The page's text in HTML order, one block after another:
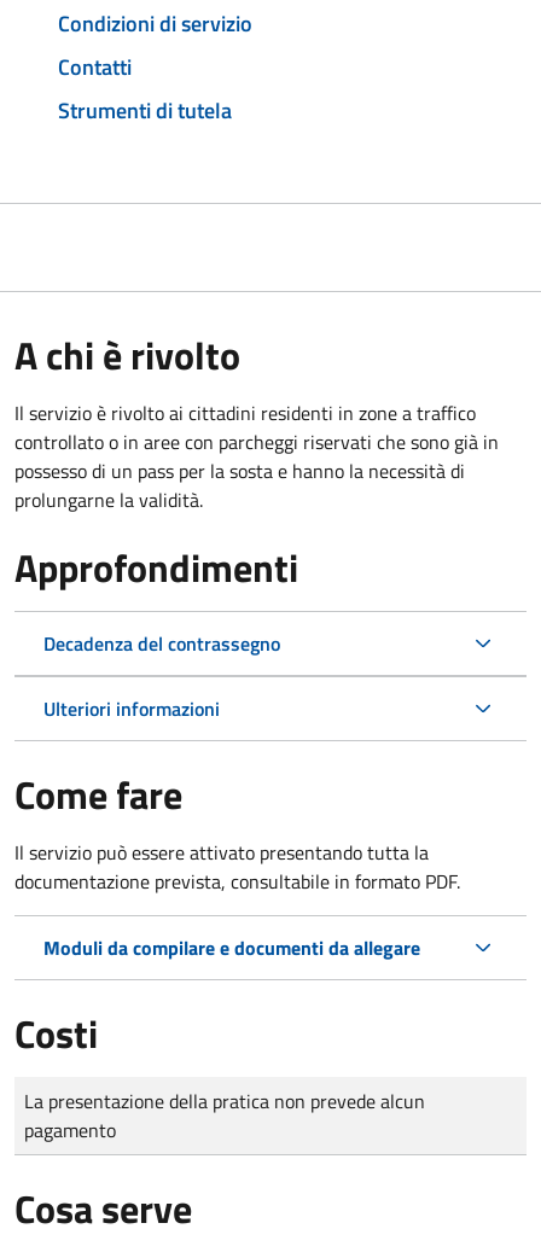
Condizioni di servizio
Contatti
Strumenti di tutela
A chi è rivolto
Il servizio è rivolto ai cittadini residenti in zone a traffico
controllato o in aree con parcheggi riservati che sono già in
possesso di un pass per la sosta e hanno la necessità di
prolungarne la validità.
Approfondimenti
Decadenza del contrassegno
Ulteriori informazioni
Come fare
Il servizio può essere attivato presentando tutta la
documentazione prevista, consultabile in formato PDF.
Moduli da compilare e documenti da allegare
Costi
Tipo di pagamento
Importo
La presentazione della pratica non prevede alcun
pagamento
Cosa serve